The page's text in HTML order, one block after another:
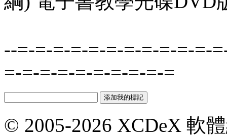
--=-=-=-=-=-=-=-=-=-=-=-
=-=-=-=-=-=-=-=-=-=
© 2005-2026 XCDeX 軟